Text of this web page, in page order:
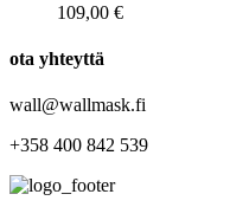
109,00 €
ota yhteyttä
wall@wallmask.fi
+358 400 842 539